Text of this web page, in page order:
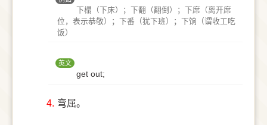
下榻（下床）；下翻（翻倒）；下席（离开席
位，表示恭敬）；下番（犹下班）；下饷（谓收工吃
饭）
英文
get out;
4. 弯屈。